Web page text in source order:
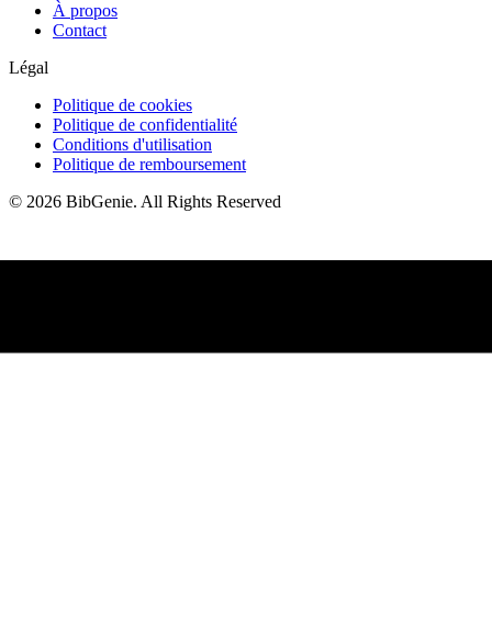
À propos
Contact
Légal
Politique de cookies
Politique de confidentialité
Conditions d'utilisation
Politique de remboursement
© 2026 BibGenie. All Rights Reserved